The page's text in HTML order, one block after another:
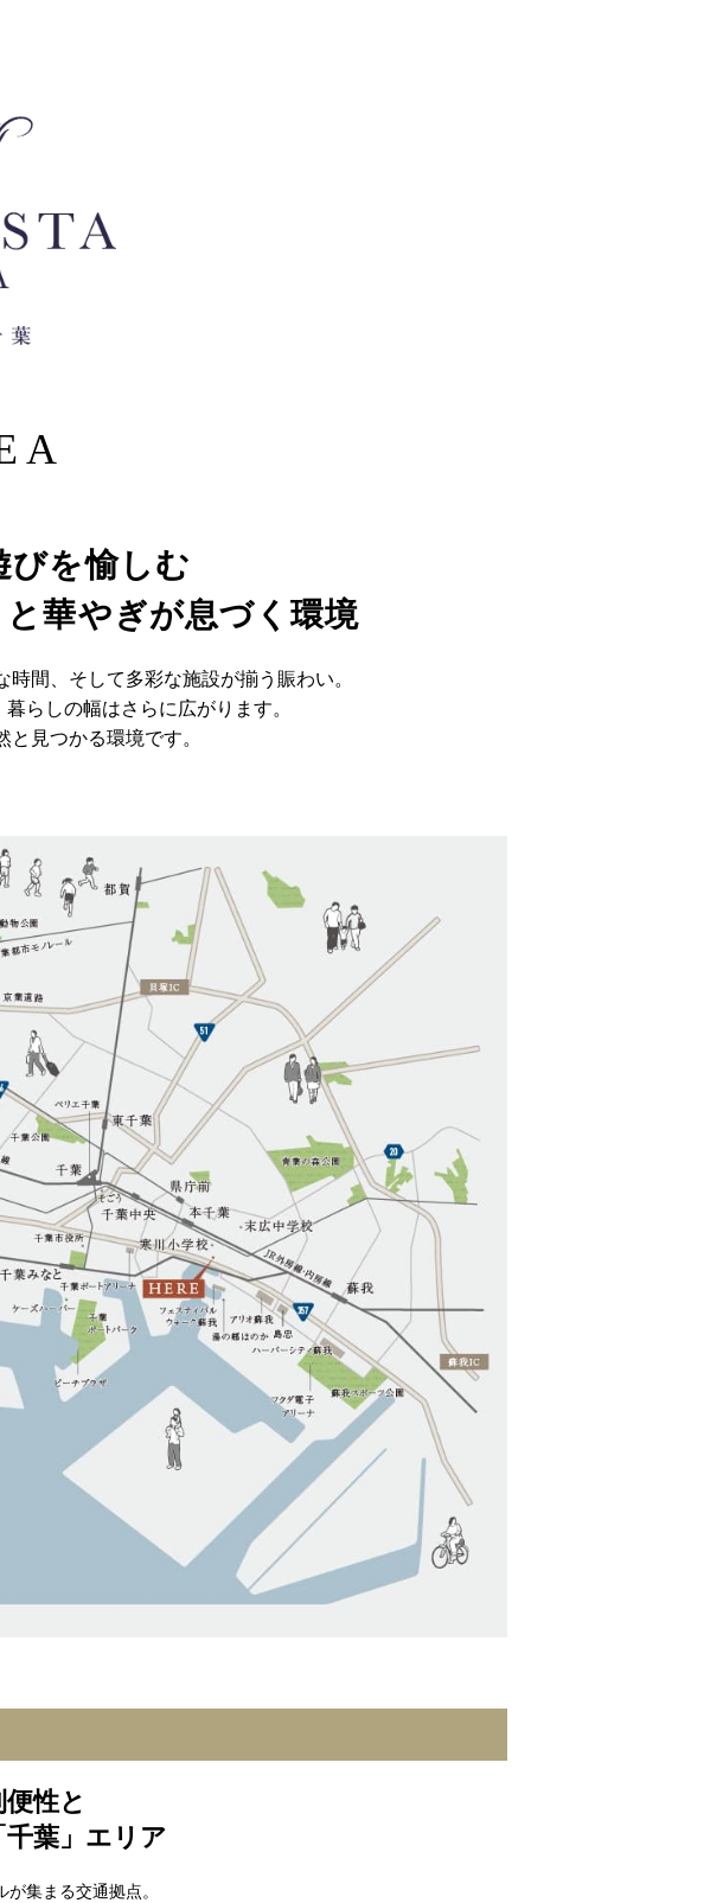
びを愉しむ
華やぎが息づく環境
間、そして多彩な施設が揃う賑わい。
らしの幅はさらに広がります。
見つかる環境です。
性と
葉」エリア
集まる交通拠点。